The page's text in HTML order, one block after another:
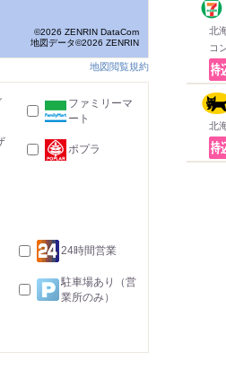
北
コ
北
©2026 ZENRIN DataCom
地図データ©2026 ZENRIN
地図閲覧規約
ファミリーマ
ート
ポプラ
24時間営業
駐車場あり（営
業所のみ）